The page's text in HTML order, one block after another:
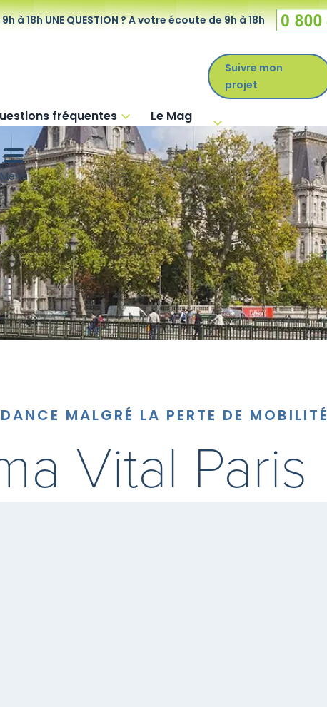
à 18hUNE QUESTION ? A votre écoute de 9h à 18h
Menu
fréquentes Le Mag
Suivre mon
projet
MALGRÉ LA PERTE DE MOBILITÉ
Vital Paris